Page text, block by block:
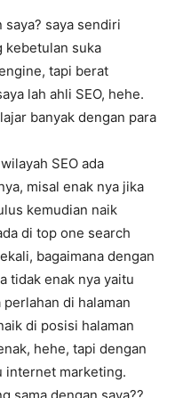
saya? saya sendiri
kebetulan suka
tapi berat
lah ahli SEO, hehe.
banyak dengan para
SEO ada
misal enak nya jika
kemudian naik
di top one search
bagaimana dengan
tidak enak nya yaitu
di halaman
di posisi halaman
hehe, tapi dengan
internet marketing.